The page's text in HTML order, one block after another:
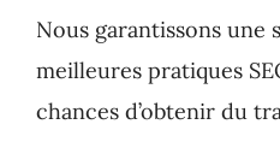
Nous garantissons une
meilleures pratiques
chances d’obtenir du